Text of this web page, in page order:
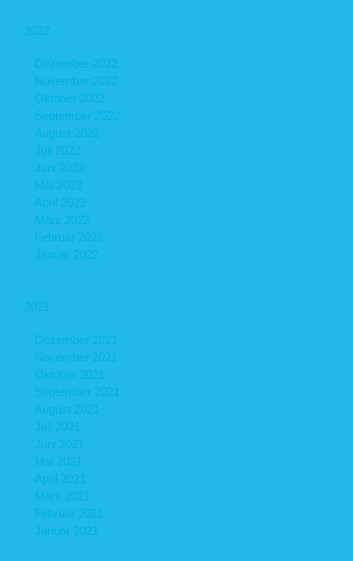
2022
Dezember 2022
November 2022
Oktober 2022
September 2022
August 2022
Juli 2022
Juni 2022
Mai 2022
April 2022
März 2022
Februar 2022
Januar 2022
2021
Dezember 2021
November 2021
Oktober 2021
September 2021
August 2021
Juli 2021
Juni 2021
Mai 2021
April 2021
März 2021
Februar 2021
Januar 2021